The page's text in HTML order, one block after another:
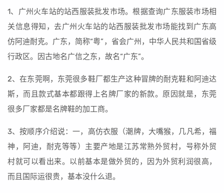
1、广州火车站的站西服装批发市场。根据查询广东服装市场相
关信息得知，去广州火车站的站西服装批发市场能找到广东高
仿阿迪耐克。广东，简称“粤”，省会广州，中华人民共和国省级
行政区。因古地名广信之东，故名“广东”。
2、在东莞啊，东莞很多鞋厂都生产这种冒牌的耐克鞋和阿迪达
斯，而且款式基本都跟得上名牌厂家的新款。原因就是，东莞
很多厂家都是名牌鞋的加工商。
3、按顺序介绍说：一，高仿衣服（潮牌，大嘴猴，几凡希，福
神，阿迪，耐克等等）主要产地是江苏常熟外贸村，号称外贸
村就可以看出来。以前基本是做外贸的，因为外贸利润很高，
而且国际运很贵，基本没什么退。